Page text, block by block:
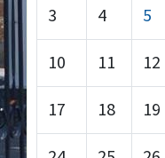
3 4 5
10 11 12
17 18 19